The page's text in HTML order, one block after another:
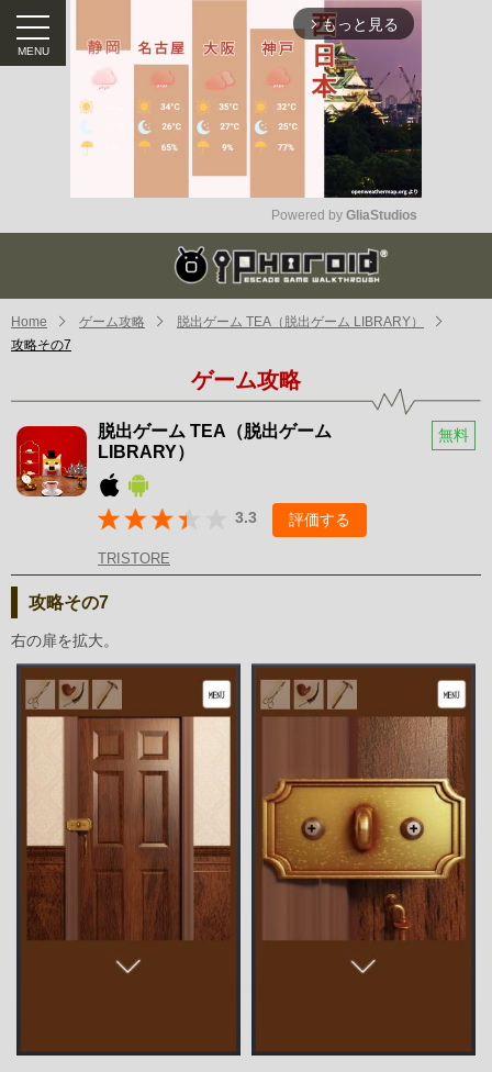
arrow_forward_ios もっと見る
Mute
Powered by GliaStudios
Home ゲーム攻略
脱出ゲーム TEA（脱出ゲーム LIBRARY）
攻略その7
ゲーム攻略
脱出ゲーム TEA（脱出ゲーム
LIBRARY）
無料
3.3 評価する
TRISTORE
攻略その7
右の扉を拡大。